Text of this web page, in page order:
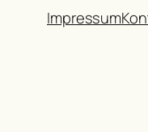
Impressum